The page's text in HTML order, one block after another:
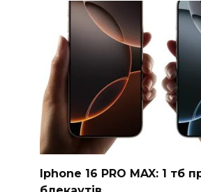
Iphone 16 PRO MAX: 1 тб